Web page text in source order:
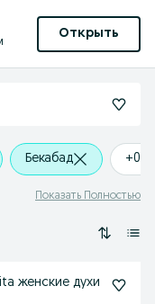
Открыть
Бекабад +0
Показать Полностью
женские духи